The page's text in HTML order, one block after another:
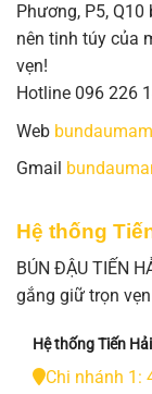
Phương, P5,
nên tinh túy của
vẹn!
Hotline 096 226
Web
Gmail
Hệ thống
BÚN ĐẬU TIẾN
gắng giữ trọn
Hệ thống Tiến
Chi nhánh 1: